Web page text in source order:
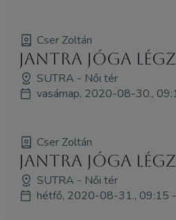
Cser Zoltán
Jantra jóga
SUTRA - Női tér
vasárnap, 2020-08-30.,
Cser Zoltán
Jantra jóga
SUTRA - Női tér
hétfő, 2020-08-31., 09:15